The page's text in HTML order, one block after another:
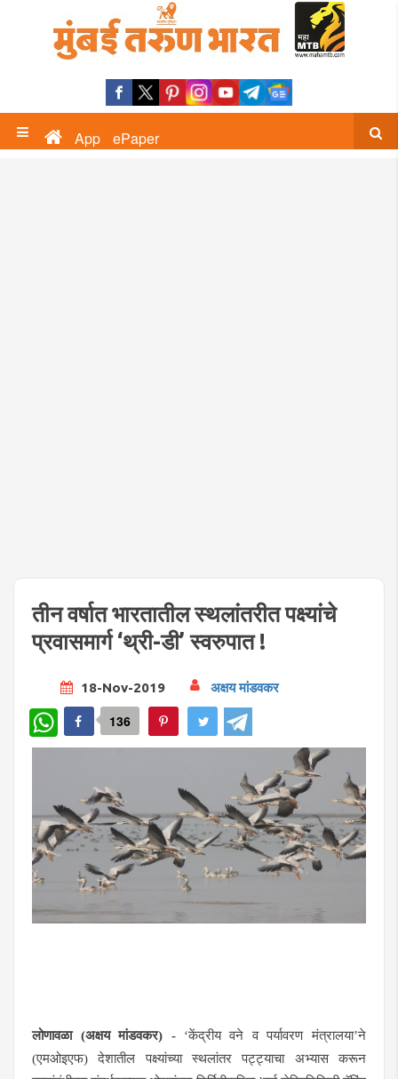
App ePaper
तीन वर्षात भारतातील स्थलांतरीत पक्ष्यांचे
प्रवासमार्ग ‘थ्री-डी’ स्वरुपात !
18-Nov-2019 अक्षय मांडवकर
WhatsApp136
लोणावळा (अक्षय मांडवकर) -
‘केंद्रीय वने व पर्यावरण मंत्रालया’ने
(एमओइएफ) देशातील पक्ष्यांच्या स्थलांतर पट्ट्याचा अभ्यास करून